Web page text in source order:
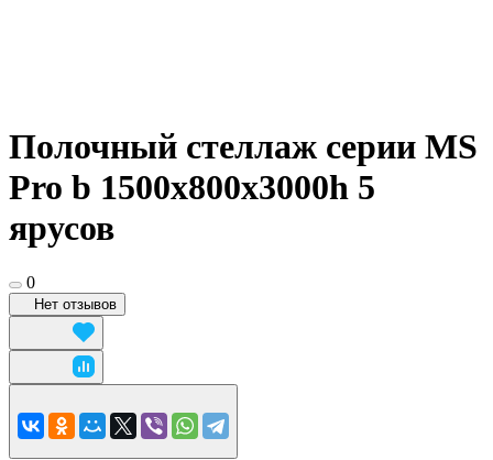
Полочный стеллаж серии MS
Pro b 1500x800х3000h 5
ярусов
0
Нет отзывов